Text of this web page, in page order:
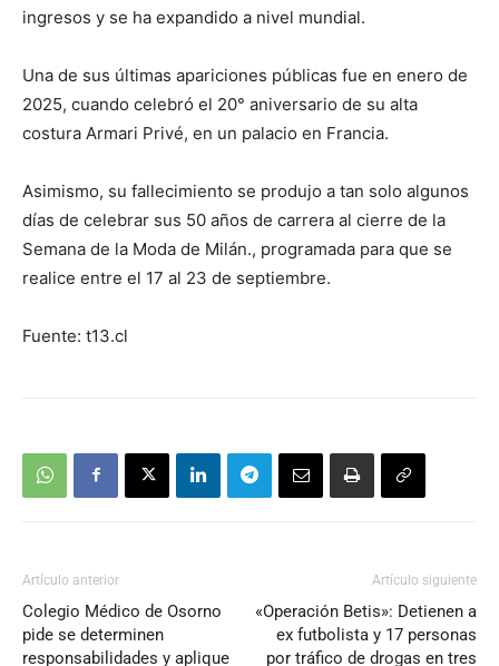
ingresos y se ha expandido a nivel mundial.
Una de sus últimas apariciones públicas fue en enero de
2025, cuando celebró el 20° aniversario de su alta
costura Armari Privé, en un palacio en Francia.
Asimismo, su fallecimiento se produjo a tan solo algunos
días de celebrar sus 50 años de carrera al cierre de la
Semana de la Moda de Milán., programada para que se
realice entre el 17 al 23 de septiembre.
Fuente: t13.cl
Artículo anterior
Colegio Médico de Osorno
pide se determinen
responsabilidades y aplique
Artículo siguiente
«Operación Betis»: Detienen a
ex futbolista y 17 personas
por tráfico de drogas en tres